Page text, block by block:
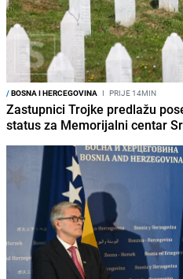
/BOSNA I HERCEGOVINA I PRIJE 14MIN
Zastupnici Trojke predlažu
status za Memorijalni centar